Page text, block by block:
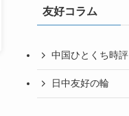
友好コラム
中国ひとくち時評
日中友好の輪